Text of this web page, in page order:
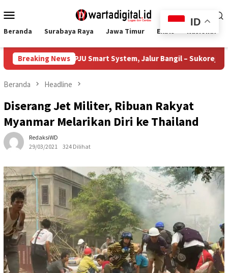
ke
Mobile
Beranda Surabaya Raya Jawa Timur Ekbis Nasional
Breaking News
385 PJU Smart System, Jalur Bangil – Sukorejo Kini
Beranda Headline
Diserang Jet Militer, Ribuan Rakyat
Myanmar Melarikan Diri ke Thailand
RedaksiWD
29/03/2021
324 Dilihat
ID